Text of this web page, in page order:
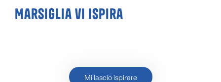
Marsiglia vi ispira
Mi lascio ispirare